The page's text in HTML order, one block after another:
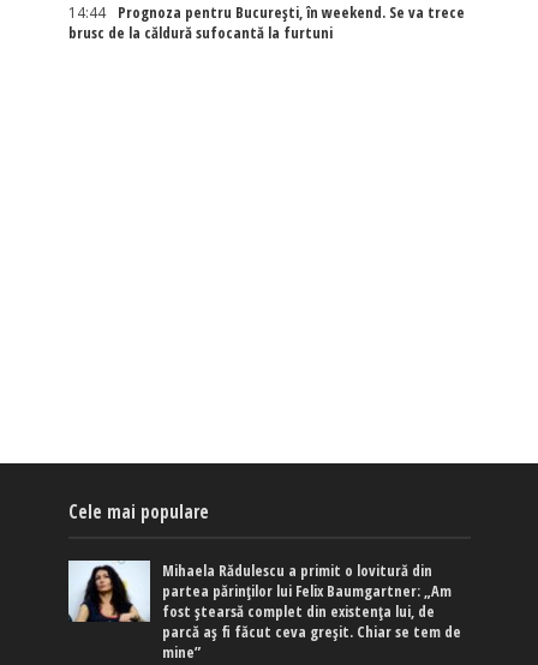
14:44
Prognoza pentru București, în weekend. Se va trece
brusc de la căldură sufocantă la furtuni
Cele mai populare
Mihaela Rădulescu a primit o lovitură din
partea părinților lui Felix Baumgartner: „Am
fost ștearsă complet din existența lui, de
parcă aș fi făcut ceva greșit. Chiar se tem de
mine”